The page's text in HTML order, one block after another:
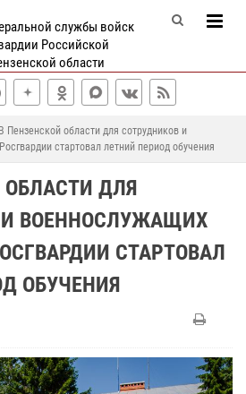
службы войск
Российской
области
В Пензенской области для сотрудников и
стартовал летний период обучения
ОБЛАСТИ ДЛЯ
ВОЕННОСЛУЖАЩИХ
СТАРТОВАЛ
ОБУЧЕНИЯ